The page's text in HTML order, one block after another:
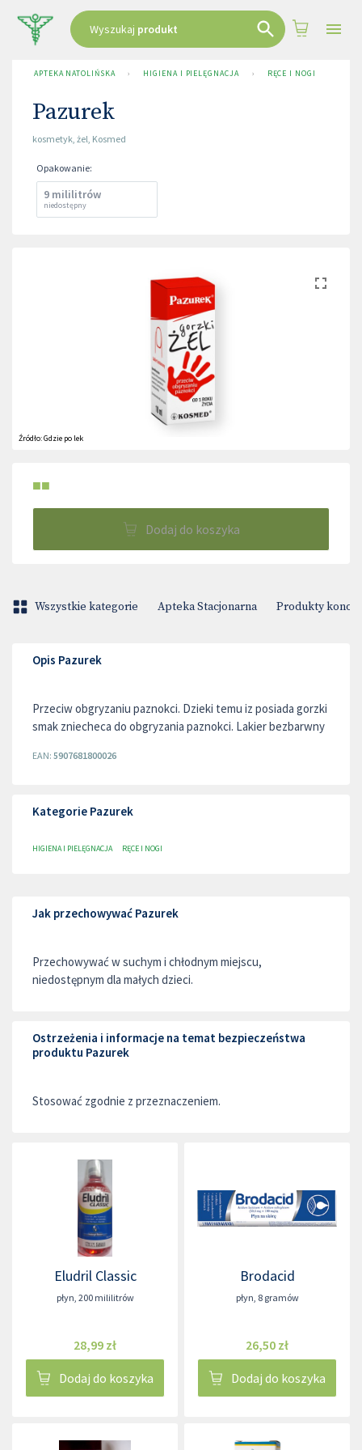
Wyszukaj produkt
APTEKA NATOLIŃSKA › HIGIENA I PIELĘGNACJA › RĘCE I NOGI
Pazurek
kosmetyk, żel, Kosmed
Opakowanie:
9 mililitrów
niedostępny
Źródło:Gdzie po lek
■■
Dodaj do koszyka
Wszystkie kategorie Apteka Stacjonarna Produkty
Opis Pazurek
Przeciw obgryzaniu paznokci. Dzieki temu iz posiada gorzki
smak zniecheca do obgryzania paznokci. Lakier bezbarwny
EAN: 5907681800026
Kategorie Pazurek
HIGIENA I PIELĘGNACJA RĘCE I NOGI
Jak przechowywać Pazurek
Przechowywać w suchym i chłodnym miejscu,
niedostępnym dla małych dzieci.
Ostrzeżenia i informacje na temat bezpieczeństwa
produktu Pazurek
Stosować zgodnie z przeznaczeniem.
Eludril Classic
płyn, 200 mililitrów
28,99 zł
Dodaj do koszyka
Brodacid
płyn, 8 gramów
26,50 zł
Dodaj do koszyka